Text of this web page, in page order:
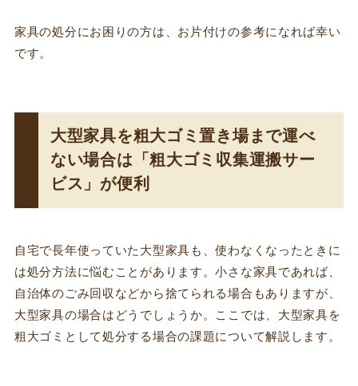
家具の処分にお困りの方は、お片付けの参考になれば幸い
です。
大型家具を粗大ゴミ置き場まで運べ
ない場合は「粗大ゴミ収集運搬サー
ビス」が便利
自宅で長年使っていた大型家具も、使わなくなったときに
は処分方法に悩むことがあります。小さな家具であれば、
自治体のごみ回収などから捨てられる場合もありますが、
大型家具の場合はどうでしょうか。ここでは、大型家具を
粗大ゴミとして処分する場合の課題について解説します。